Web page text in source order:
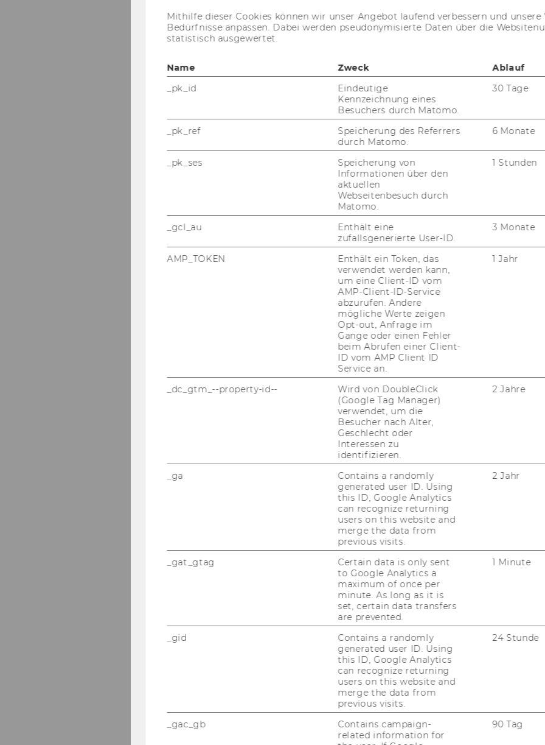
Mithilfe dieser Cookies können wir unser Angebot laufend verbessern und unsere
Bedürfnisse anpassen. Dabei werden pseudonymisierte Daten über die
statistisch ausgewertet.
Name Zweck Ablauf
_pk_id
Eindeutige
Kennzeichnung eines
Besuchers durch Matomo.
30 Tage
_pk_ref
Speicherung des Referrers
durch Matomo.
6 Monate
_pk_ses
Speicherung von
Informationen über den
aktuellen
Webseitenbesuch durch
Matomo.
1 Stunden
_gcl_au
Enthält eine
zufallsgenerierte User-ID.
3 Monate
AMP_TOKEN
Enthält ein Token, das
verwendet werden kann,
um eine Client-ID vom
AMP-Client-ID-Service
abzurufen. Andere
mögliche Werte zeigen
Opt-out, Anfrage im
Gange oder einen Fehler
beim Abrufen einer Client-
ID vom AMP Client ID
Service an.
1 Jahr
_dc_gtm_--property-id--
Wird von DoubleClick
(Google Tag Manager)
verwendet, um die
Besucher nach Alter,
Geschlecht oder
Interessen zu
identifizieren.
2 Jahre
_ga
Contains a randomly
generated user ID. Using
this ID, Google Analytics
can recognize returning
users on this website and
merge the data from
previous visits.
2 Jahr
_gat_gtag
Certain data is only sent
to Google Analytics a
maximum of once per
minute. As long as it is
set, certain data transfers
are prevented.
1 Minute
_gid
Contains a randomly
generated user ID. Using
this ID, Google Analytics
can recognize returning
users on this website and
merge the data from
previous visits.
24 Stunde
_gac_gb
Contains campaign-
related information for
90 Tag